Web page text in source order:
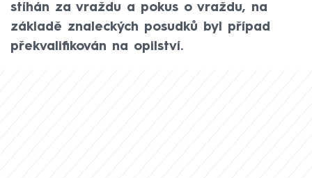
stíhán za vraždu a pokus o vraždu, na
základě znaleckých posudků byl případ
překvalifikován na opilství.